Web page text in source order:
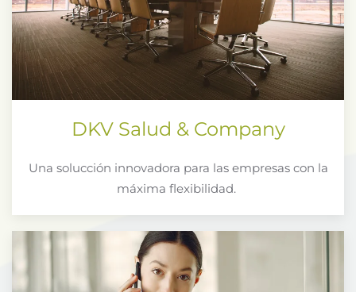
DKV Salud & Company
Una solucción innovadora para las empresas con la
máxima flexibilidad.